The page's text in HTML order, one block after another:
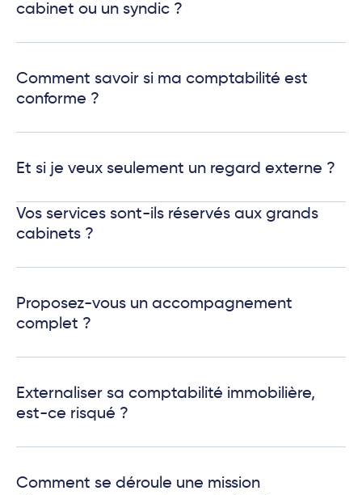
cabinet ou un syndic ?
Comment savoir si ma comptabilité est
conforme ?
Et si je veux seulement un regard externe ?
Vos services sont-ils réservés aux grands
cabinets ?
Proposez-vous un accompagnement
complet ?
Externaliser sa comptabilité immobilière,
est-ce risqué ?
Comment se déroule une mission